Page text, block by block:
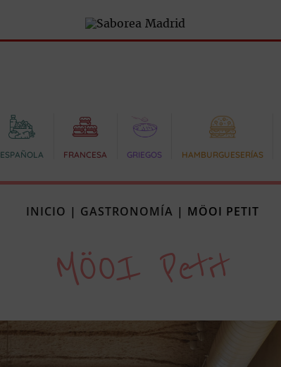
ESPAÑOLA FRANCESA GRIEGOS HAMBURGUESERÍAS
INICIO | GASTRONOMÍA | MÖOI PETIT
MÖOI Petit